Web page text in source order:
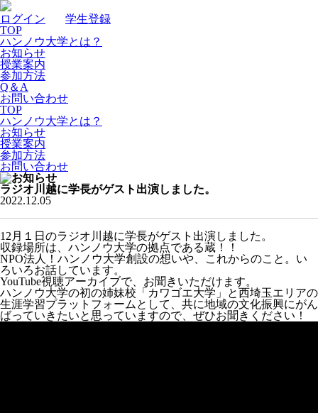
ログイン
学生登録
TOP
ハンノウ大学とは？
お知らせ
授業案内
参加方法
Q＆A
お問い合わせ
TOP
ハンノウ大学とは？
お知らせ
授業案内
参加方法
お問い合わせ
ラジオ川越に学長がゲスト出演しました。
2022.12.05
12月１日のラジオ川越に学長がゲスト出演しました。
収録場所は、ハンノウ大学の拠点である蔵！！
NPO法人！ハンノウ大学創設の想いや、これからのこと。い
ろいろお話しています。
YouTube視聴アーカイブで、お聞きいただけます。
ハンノウ大学の初の姉妹校「カワゴエ大学」と西埼玉エリアの
生涯学習プラットフォームとして、共に地域の文化振興にがん
ばっていきたいと思っていますので、ぜひお聞きください！